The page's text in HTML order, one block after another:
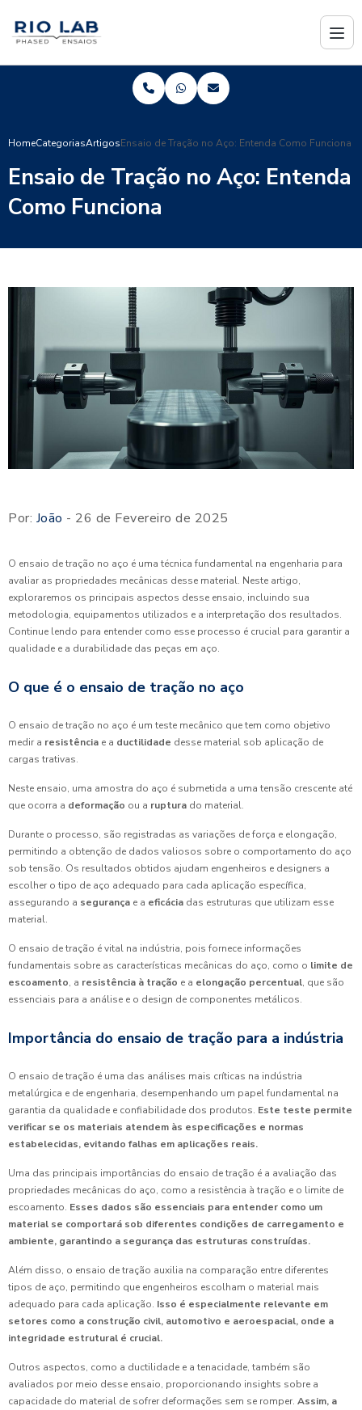
HomeCategoriasArtigosEnsaio de Tração no Aço: Entenda Como Funciona
Ensaio de Tração no Aço: Entenda
Como Funciona
Por: João - 26 de Fevereiro de 2025
O ensaio de tração no aço é uma técnica fundamental na engenharia para
avaliar as propriedades mecânicas desse material. Neste artigo,
exploraremos os principais aspectos desse ensaio, incluindo sua
metodologia, equipamentos utilizados e a interpretação dos resultados.
Continue lendo para entender como esse processo é crucial para garantir a
qualidade e a durabilidade das peças em aço.
O que é o ensaio de tração no aço
O ensaio de tração no aço é um teste mecânico que tem como objetivo
medir a resistência e a ductilidade desse material sob aplicação de
cargas trativas.
Neste ensaio, uma amostra do aço é submetida a uma tensão crescente até
que ocorra a deformação ou a ruptura do material.
Durante o processo, são registradas as variações de força e elongação,
permitindo a obtenção de dados valiosos sobre o comportamento do aço
sob tensão. Os resultados obtidos ajudam engenheiros e designers a
escolher o tipo de aço adequado para cada aplicação específica,
assegurando a segurança e a eficácia das estruturas que utilizam esse
material.
O ensaio de tração é vital na indústria, pois fornece informações
fundamentais sobre as características mecânicas do aço, como o limite de
escoamento, a resistência à tração e a elongação percentual, que são
essenciais para a análise e o design de componentes metálicos.
Importância do ensaio de tração para a indústria
O ensaio de tração é uma das análises mais críticas na indústria
metalúrgica e de engenharia, desempenhando um papel fundamental na
garantia da qualidade e confiabilidade dos produtos. Este teste permite
verificar se os materiais atendem às especificações e normas
estabelecidas, evitando falhas em aplicações reais.
Uma das principais importâncias do ensaio de tração é a avaliação das
propriedades mecânicas do aço, como a resistência à tração e o limite de
escoamento. Esses dados são essenciais para entender como um
material se comportará sob diferentes condições de carregamento e
ambiente, garantindo a segurança das estruturas construídas.
Além disso, o ensaio de tração auxilia na comparação entre diferentes
tipos de aço, permitindo que engenheiros escolham o material mais
adequado para cada aplicação. Isso é especialmente relevante em
setores como a construção civil, automotivo e aeroespacial, onde a
integridade estrutural é crucial.
Outros aspectos, como a ductilidade e a tenacidade, também são
avaliados por meio desse ensaio, proporcionando insights sobre a
capacidade do material de sofrer deformações sem se romper. Assim, a